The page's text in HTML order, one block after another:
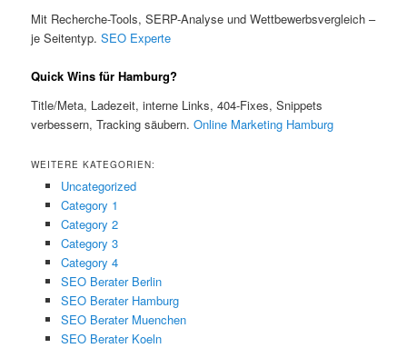
Mit Recherche-Tools, SERP-Analyse und Wettbewerbsvergleich –
je Seitentyp.SEO Experte
Quick Wins für Hamburg?
Title/Meta, Ladezeit, interne Links, 404-Fixes, Snippets
verbessern, Tracking säubern.Online Marketing Hamburg
WEITERE KATEGORIEN:
Uncategorized
Category 1
Category 2
Category 3
Category 4
SEO Berater Berlin
SEO Berater Hamburg
SEO Berater Muenchen
SEO Berater Koeln